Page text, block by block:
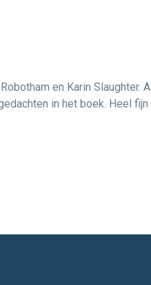
en Karin Slaughter.
in het boek. Heel